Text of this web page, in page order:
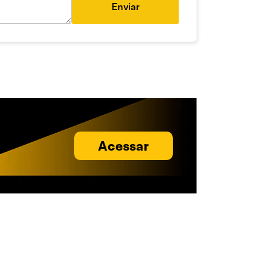
Enviar
Acessar